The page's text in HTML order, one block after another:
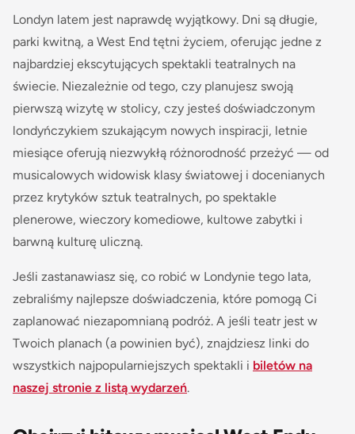
Londyn latem jest naprawdę wyjątkowy. Dni są długie,
parki kwitną, a West End tętni życiem, oferując jedne z
najbardziej ekscytujących spektakli teatralnych na
świecie. Niezależnie od tego, czy planujesz swoją
pierwszą wizytę w stolicy, czy jesteś doświadczonym
londyńczykiem szukającym nowych inspiracji, letnie
miesiące oferują niezwykłą różnorodność przeżyć — od
musicalowych widowisk klasy światowej i docenianych
przez krytyków sztuk teatralnych, po spektakle
plenerowe, wieczory komediowe, kultowe zabytki i
barwną kulturę uliczną.
Jeśli zastanawiasz się, co robić w Londynie tego lata,
zebraliśmy najlepsze doświadczenia, które pomogą Ci
zaplanować niezapomnianą podróż. A jeśli teatr jest w
Twoich planach (a powinien być), znajdziesz linki do
wszystkich najpopularniejszych spektakli i biletów na
naszej stronie z listą wydarzeń.